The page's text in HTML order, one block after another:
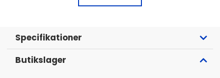
Specifikationer
Butikslager